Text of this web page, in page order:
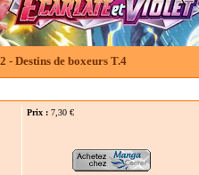
- Destins de boxeurs T.4
Prix : 7,30 €